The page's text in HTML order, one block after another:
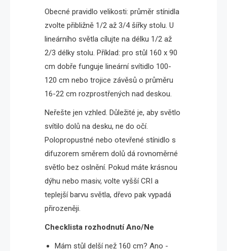
Obecné pravidlo velikosti: průměr stínidla
zvolte přibližně 1/2 až 3/4 šířky stolu. U
lineárního světla cílujte na délku 1/2 až
2/3 délky stolu. Příklad: pro stůl 160 x 90
cm dobře funguje lineární svítidlo 100-
120 cm nebo trojice závěsů o průměru
16-22 cm rozprostřených nad deskou.
Neřešte jen vzhled. Důležité je, aby světlo
svítilo dolů na desku, ne do očí.
Polopropustné nebo otevřené stínidlo s
difuzorem směrem dolů dá rovnoměrné
světlo bez oslnění. Pokud máte krásnou
dýhu nebo masiv, volte vyšší CRI a
teplejší barvu světla, dřevo pak vypadá
přirozeněji.
Checklista rozhodnutí Ano/Ne
Mám stůl delší než 160 cm? Ano -